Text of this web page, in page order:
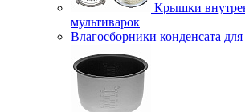
Крышки
мультиварок
Влагосборники конденсата